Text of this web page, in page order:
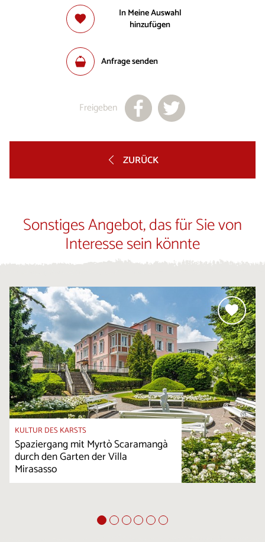
In Meine Auswahl
hinzufügen
Anfrage senden
Freigeben
ZURÜCK
Sonstiges Angebot, das für Sie von
Interesse sein könnte
KULTUR DES KARSTS
Spaziergang mit Myrtò Scaramangà
durch den Garten der Villa
Mirasasso